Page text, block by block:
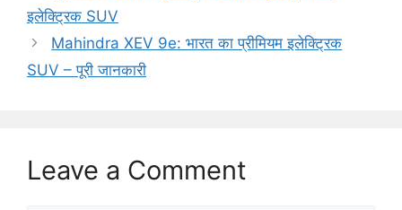
e
g
o
s
इलेक्ट्रिक SUV
Mahindra XEV 9e: भारत का प्रीमियम इलेक्ट्रिक
SUV – पूरी जानकारी
Leave a Comment